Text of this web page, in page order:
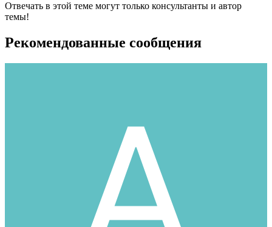
Отвечать в этой теме могут только консультанты и автор
темы!
Рекомендованные сообщения